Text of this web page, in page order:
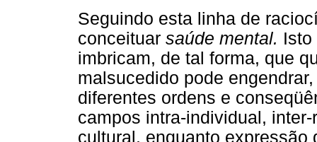
Seguindo esta linha de
conceituar saúde mental. Isto
imbricam, de tal forma, que
malsucedido pode
diferentes ordens e
campos intra-individual,
cultural, enquanto